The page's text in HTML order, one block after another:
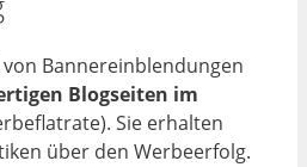
Bannereinblendungen
Blogseiten im
Sie erhalten
über den Werbeerfolg.